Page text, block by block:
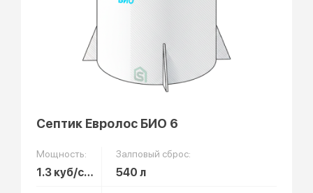
Септик Евролос БИО 6
Мощность:
1.3 куб/сут
Залповый сброс:
540 л